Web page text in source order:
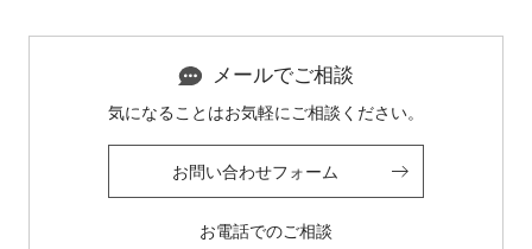
メールでご相談
気になることはお気軽にご相談ください。
お問い合わせフォーム
お電話でのご相談